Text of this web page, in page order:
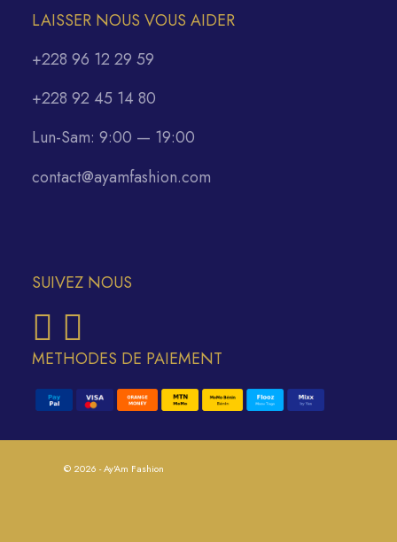
LAISSER NOUS VOUS AIDER
+228 96 12 29 59
+228 92 45 14 80
Lun-Sam: 9:00 — 19:00
contact@ayamfashion.com
SUIVEZ NOUS
METHODES DE PAIEMENT
© 2026 - Ay'Am Fashion